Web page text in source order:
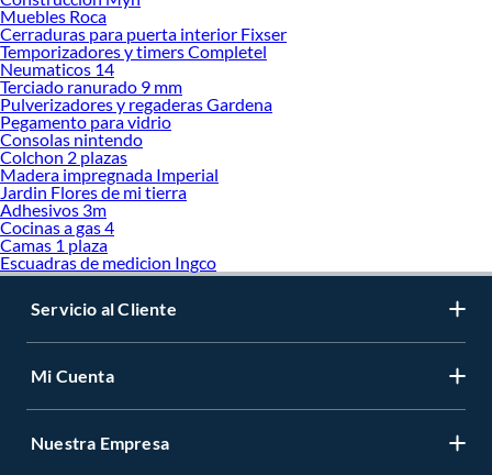
Muebles Roca
Cerraduras para puerta interior Fixser
Temporizadores y timers Completel
Neumaticos 14
Terciado ranurado 9 mm
Pulverizadores y regaderas Gardena
Pegamento para vidrio
Consolas nintendo
Colchon 2 plazas
Madera impregnada Imperial
Jardin Flores de mi tierra
Adhesivos 3m
Cocinas a gas 4
Camas 1 plaza
Escuadras de medicion Ingco
Servicio al Cliente
Mi Cuenta
Nuestra Empresa